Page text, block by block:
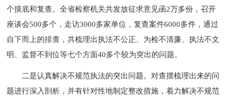
个摸底和复查。全省检察机关共发放征求意见函2万多份，召开
座谈会500多个，走访3000多家单位，复查案件6000多件，通过
自下而上的排查，共梳理出执法不公正、为检不清廉、执法不文
明、监督不到位等七个方面40多个较为突出的问题。
二是认真解决不规范执法的突出问题。对查摆梳理出来的问
题进行深入剖析，并有针对性地制定整改措施，着力解决不规范